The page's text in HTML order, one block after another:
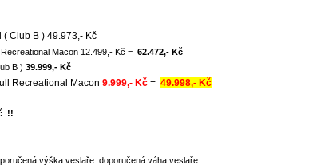
Club B ) 49.973,- Kč
Macon 12.499,- Kč = 62.472,- Kč
B ) 39.999,- Kč
Macon 9.999,- Kč= 49.998,- Kč
!!
doporučená váha veslaře